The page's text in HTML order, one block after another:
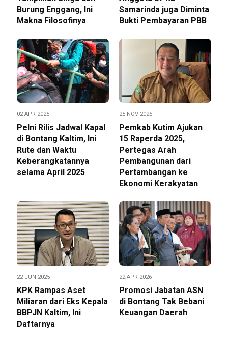
Burung Enggang, Ini
Makna Filosofinya
Samarinda juga Diminta
Bukti Pembayaran PBB
02 APR 2025
Pelni Rilis Jadwal Kapal
di Bontang Kaltim, Ini
Rute dan Waktu
Keberangkatannya
selama April 2025
25 NOV 2025
Pemkab Kutim Ajukan
15 Raperda 2025,
Pertegas Arah
Pembangunan dari
Pertambangan ke
Ekonomi Kerakyatan
22 JUN 2025
KPK Rampas Aset
Miliaran dari Eks Kepala
BBPJN Kaltim, Ini
Daftarnya
22 APR 2026
Promosi Jabatan ASN
di Bontang Tak Bebani
Keuangan Daerah